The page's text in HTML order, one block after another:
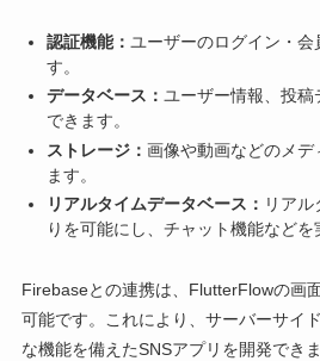
認証機能： ユーザーのログイン・会
す。
データベース： ユーザー情報、投稿
できます。
ストレージ： 画像や動画などのメデ
ます。
リアルタイムデータベース： リア
りを可能にし、チャット機能などを
Firebaseとの連携は、FlutterFlowの画
可能です。これにより、サーバーサイ
な機能を備えたSNSアプリを開発できま